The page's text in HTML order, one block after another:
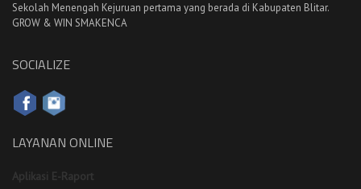
Sekolah Menengah Kejuruan pertama yang berada di Kabupaten Blitar.
GROW & WIN SMAKENCA
SOCIALIZE
LAYANAN ONLINE
Aplikasi E-Raport